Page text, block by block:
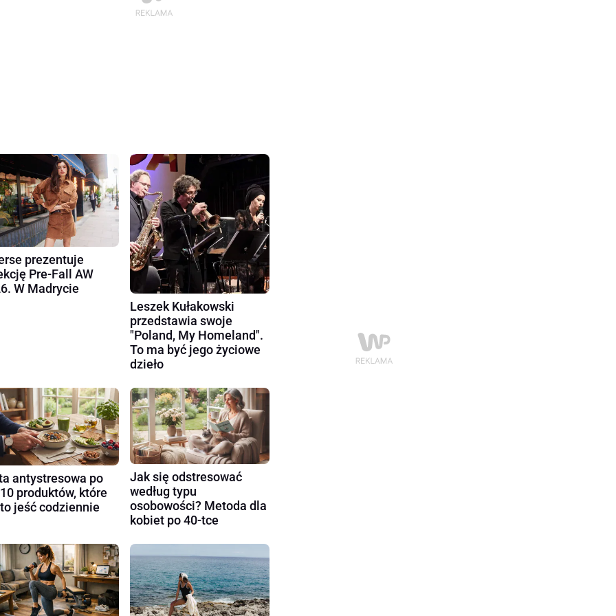
prezentuje
Pre-Fall AW
W Madrycie
Leszek Kułakowski
przedstawia swoje
"Poland, My Homeland".
To ma być jego życiowe
dzieło
antystresowa po
produktów, które
jeść codziennie
Jak się odstresować
według typu
osobowości? Metoda dla
kobiet po 40-tce